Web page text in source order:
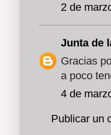
2 de
Junta de
Gracias
a poco
4 de
Publicar un